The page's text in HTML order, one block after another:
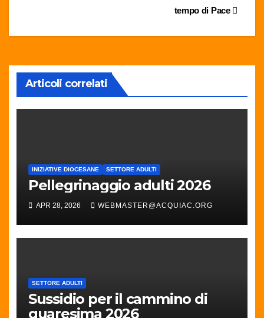
tempo di Pace
Articoli correlati
INIZIATIVE DIOCESANE SETTORE ADULTI
Pellegrinaggio adulti 2026
APR 28, 2026 WEBMASTER@ACQUIAC.ORG
SETTORE ADULTI
Sussidio per il cammino di
quaresima 2026